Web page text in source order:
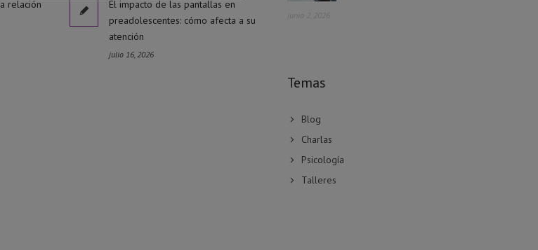
relación
El impacto de las pantallas en
preadolescentes: cómo afecta a su
atención
julio 16, 2026
junio 2, 2026
Temas
Blog
Charlas
Psicología
Talleres